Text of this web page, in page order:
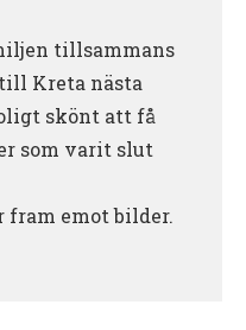
tillsammans
Kreta nästa
skönt att få
som varit slut
fram emot bilder.